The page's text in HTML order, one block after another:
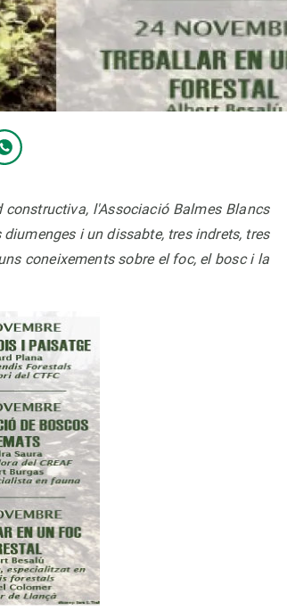
l'Associació Balmes Blancs
i un dissabte, tres indrets, tres
coneixements sobre el foc, el bosc i la